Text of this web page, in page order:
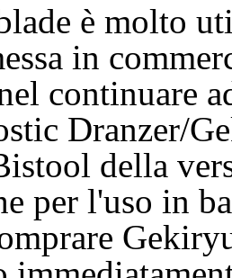
è molto
in
continuare
Dranzer/
della
per l'uso in